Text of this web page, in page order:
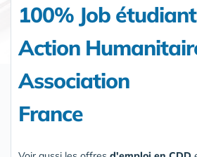
100% Job
Action
Association
France